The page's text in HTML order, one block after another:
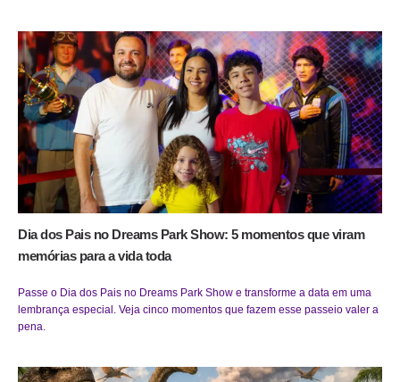
Dia dos Pais no Dreams Park Show: 5 momentos que viram
memórias para a vida toda
Passe o Dia dos Pais no Dreams Park Show e transforme a data em uma
lembrança especial. Veja cinco momentos que fazem esse passeio valer a
pena.